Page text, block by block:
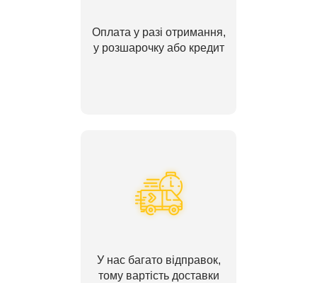
Оплата у разі отримання,
у розшарочку або кредит
У нас багато відправок,
тому вартість доставки